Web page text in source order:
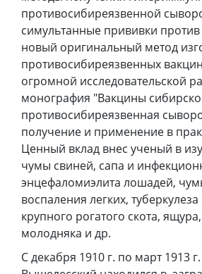
противосибиреязвенной
симультанные прививки
новый оригинальный метод
противосибиреязвенных
огромной исследовательской
монография "Вакцины
противосибиреязвенная
получение и применение в
Ценный вклад внес ученый в
чумы свиней, сапа и
энцефаломиэлита лошадей,
воспаления легких,
крупного рогатого скота,
молодняка и др.
С декабря 1910 г. по март 1913